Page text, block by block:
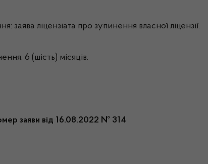
заява ліцензіата про зупинення власної ліцензії.
6 (шість) місяців.
заяви від 16.08.2022 № 314